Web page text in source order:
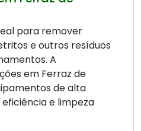
para remover
e outros resíduos
A
em Ferraz de
de alta
e limpeza